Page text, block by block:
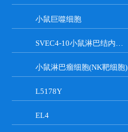
小鼠巨噬细胞
SVEC4-10小鼠淋巴结内皮细胞
小鼠淋巴瘤细胞(NK靶细胞)
L5178Y
EL4